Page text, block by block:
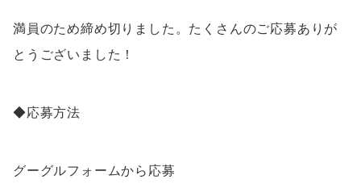
満員のため締め切りました。たくさんのご応募ありが
とうございました！
◆応募方法
グーグルフォームから応募